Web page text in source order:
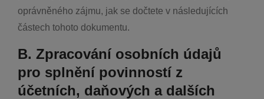
oprávněného zájmu, jak se dočtete v následujících
částech tohoto dokumentu.
B. Zpracování osobních údajů
pro splnění povinností z
účetních, daňových a dalších